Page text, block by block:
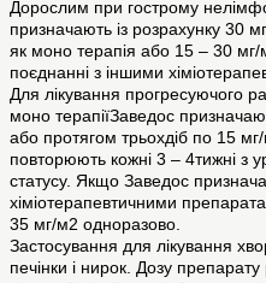
Дорослим при гострому
призначають із розрахунку 30
як моно терапія або 15 – 30
поєднанні з іншими
Для лікування прогресуючого
моно терапіїЗаведос
або протягом трьохдіб по 15
повторюють кожні 3 – 4тижні з
статусу. Якщо Заведос
хіміотерапевтичними
35 мг/м2 одноразово.
Застосування для лікування
печінки і нирок. Дозу